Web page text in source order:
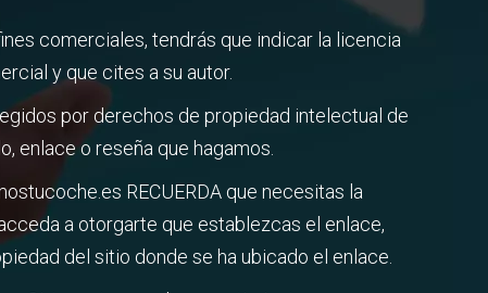
comerciales, tendrás que indicar la licencia
y que cites a su autor.
por derechos de propiedad intelectual de
enlace o reseña que hagamos.
RECUERDA que necesitas la
a otorgarte que establezcas el enlace,
del sitio donde se ha ubicado el enlace.